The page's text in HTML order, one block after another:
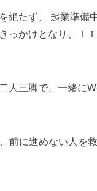
たず、 起業準備
っかけとなり、Ｉ
人三脚で、一緒に
に進めない人を